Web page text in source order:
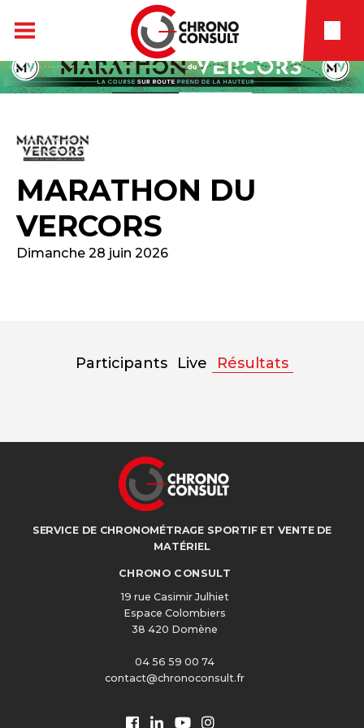
MARATHON DU
VERCORS
Dimanche 28 juin 2026
Participants Live Résultats
SERVICE DE CHRONOMÉTRAGE SPORTIF ET VENTE DE
MATÉRIEL
CHRONO CONSULT
19 rue Casimir Julhiet
Espace Colombiers
38 420 Domène
04 56 59 00 74
contact@chronoconsult.fr